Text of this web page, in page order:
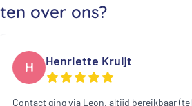
over ons?
H Henriette Kruijt
Contact ging via Leon, altijd bereikbaar